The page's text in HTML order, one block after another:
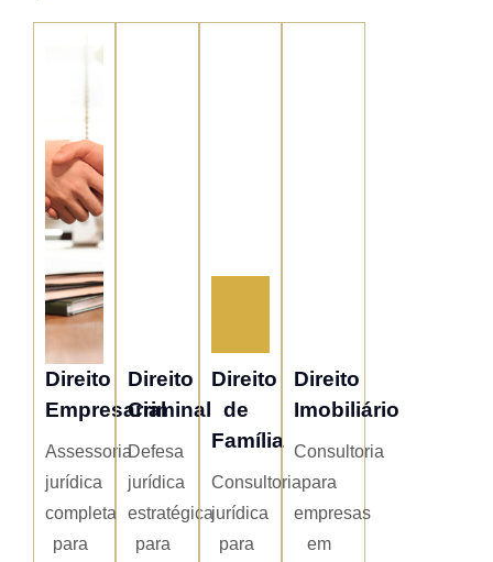
Direito
Empresarial
Assessoria
jurídica
completa
para
Direito
Criminal
Defesa
jurídica
estratégica
para
Direito
de
Família
Consultoria
jurídica
para
Direito
Imobiliário
Consultoria
para
empresas
em